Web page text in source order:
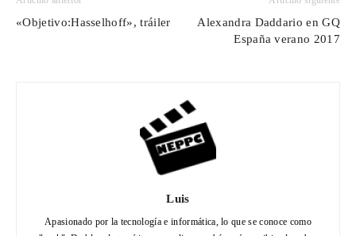
«Objetivo:Hasselhoff», tráiler
Alexandra Daddario en GQ
España verano 2017
Luis
Apasionado por la tecnología e informática, lo que se conoce como